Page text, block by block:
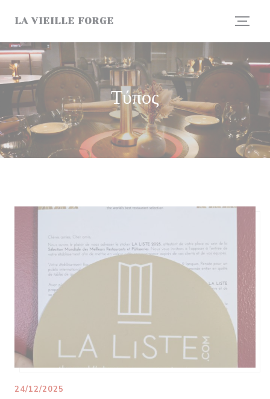
LA VIEILLE FORGE
Τύπος
24/12/2025